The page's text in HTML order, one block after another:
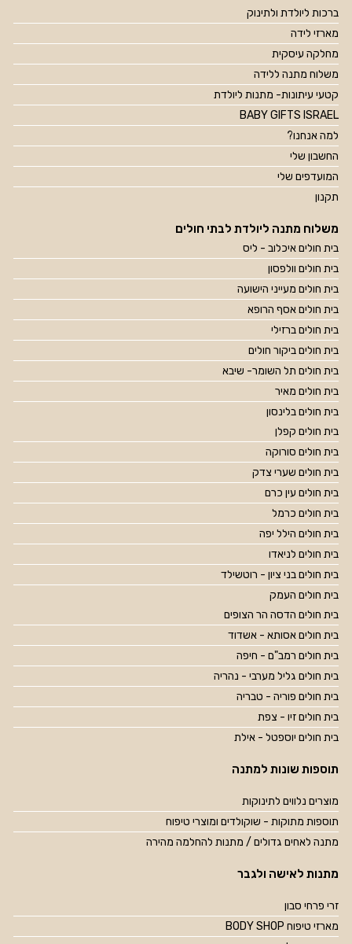
ברכות ליולדת ולתינוק
מארזי לידה
מחלקה עיסקית
משלוח מתנה ללידה
קטעי עיתונות- מתנות ליולדת
BABY GIFTS ISRAEL
למה אנחנו?
החשבון שלי
המועדפים שלי
תקנון
משלוח מתנה ליולדת לבתי חולים
בית חולים איכלוב - ליס
בית חולים וולפסון
בית חולים מעייני הישועה
בית חולים אסף הרופא
בית חולים ברזילי
בית חולים ביקור חולים
בית חולים תל השומר- שיבא
בית חולים מאיר
בית חולים בלינסון
בית חולים קפלן
בית חולים סורוקה
בית חולים שערי צדק
בית חולים עין כרם
בית חולים כרמל
בית חולים הילל יפה
בית חולים לניאדו
בית חולים בני ציון - רוטשילד
בית חולים העמק
בית חולים הדסה הר הצופים
בית חולים אסותא - אשדוד
בית חולים רמב"ם - חיפה
בית חולים גליל מערבי - נהריה
בית חולים פוריה - טבריה
בית חולים זיו - צפת
בית חולים יוספטל - אילת
תוספות שונות למתנה
מוצרים נלווים לתינוקות
תוספות מתוקות - שוקולדים ומוצרי טיפוח
מתנה לאחים גדולים / מתנות להחלמה מהירה
מתנות לאישה ולגבר
זרי פרחי סבון
מארזי טיפוח BODY SHOP